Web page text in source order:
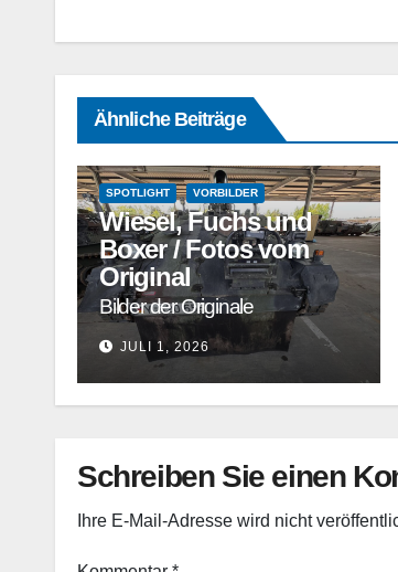
Ähnliche Beiträge
SPOTLIGHT VORBILDER
Wiesel, Fuchs und
Boxer / Fotos vom
Original
Bilder der Originale
JULI 1, 2026
Schreiben Sie einen
Ihre E-Mail-Adresse wird nicht